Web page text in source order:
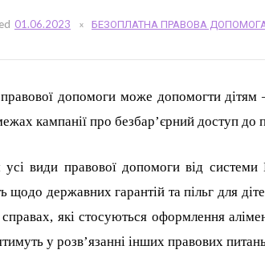
01.06.2023 БЕЗОПЛАТНА ПРАВОВА
допомоги може допомогти дітям
кампанії про безбарʼєрний доступ до
усі види правової допомоги від
щодо державних гарантій та пільг для
які стосуються оформлення
у розвʼязанні інших правових